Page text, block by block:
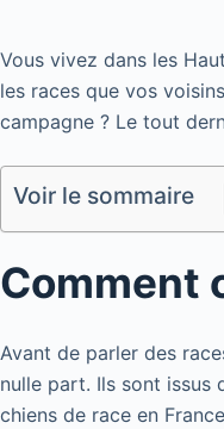
Vous vivez dans les
les races que vos
campagne ? Le tout
Voir le sommaire
Comment
Avant de parler des
nulle part. Ils sont issus
chiens de race en